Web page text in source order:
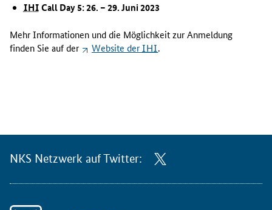
IHICall Day 5: 26. – 29. Juni 2023
Mehr Informationen und die Möglichkeit zur Anmeldung
finden Sie auf der
Website derIHI.
NKS Netzwerk auf Twitter: